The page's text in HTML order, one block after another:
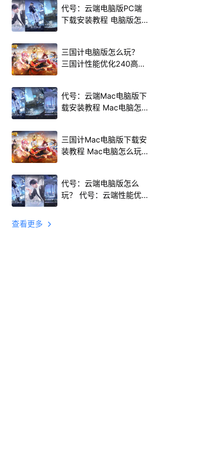
代号：云端电脑版PC端
下载安装教程 电脑版怎
三国计电脑版怎么玩？
三国计性能优化240高帧
代号：云端Mac电脑版下
载安装教程 Mac电脑怎
三国计Mac电脑版下载安
装教程 Mac电脑怎么玩
代号：云端电脑版怎么
玩？ 代号：云端性能优
查看更多